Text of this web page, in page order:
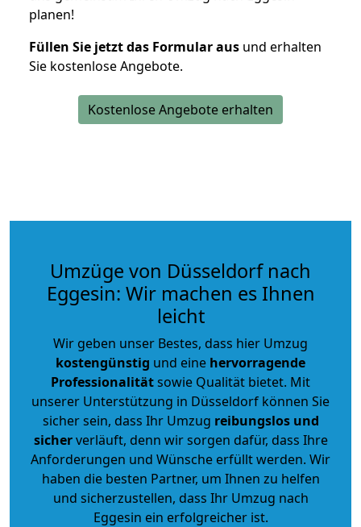
planen!
Füllen Sie jetzt das Formular aus und erhalten
Sie kostenlose Angebote.
Kostenlose Angebote erhalten
Umzüge von Düsseldorf nach
Eggesin: Wir machen es Ihnen
leicht
Wir geben unser Bestes, dass hier Umzug
kostengünstig und eine hervorragende
Professionalitätsowie Qualität bietet. Mit
unserer Unterstützung in Düsseldorf können Sie
sicher sein, dass Ihr Umzug reibungslos und
sicherverläuft, denn wir sorgen dafür, dass Ihre
Anforderungen und Wünsche erfüllt werden. Wir
haben die besten Partner, um Ihnen zu helfen
und sicherzustellen, dass Ihr Umzug nach
Eggesin ein erfolgreicher ist.